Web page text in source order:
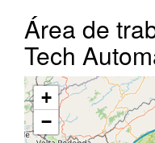
Área de
Tech
+
−